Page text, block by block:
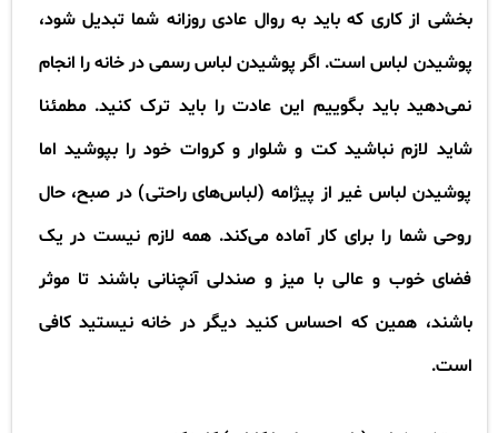
بخشی از کاری که باید به روال عادی روزانه شما تبدیل شود،
پوشیدن لباس است. اگر پوشیدن لباس رسمی در خانه را انجام
نمی‌دهید باید بگوییم این عادت را باید ترک کنید. مطمئنا
شاید لازم نباشید کت و شلوار و کروات خود را بپوشید اما
پوشیدن لباس غیر از پیژامه (لباس‌های راحتی) در صبح، حال
روحی شما را برای کار آماده می‌کند. همه لازم نیست در یک
فضای خوب و عالی با میز و صندلی آنچنانی باشند تا موثر
باشند، همین که احساس کنید دیگر در خانه نیستید کافی
است.